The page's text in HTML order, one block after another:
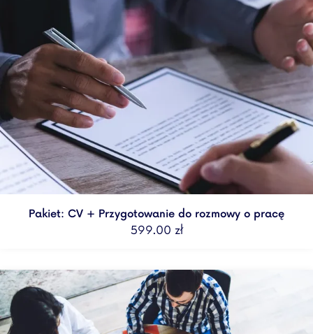
Pakiet: CV + Przygotowanie do rozmowy o pracę
599.00 zł